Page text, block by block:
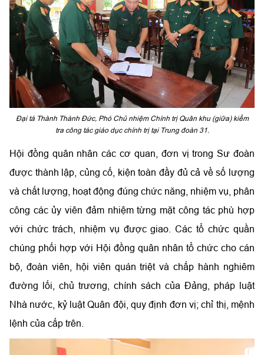
Đại tá Thành Thành Đức, Phó Chủ nhiệm Chính trị Quân khu (giữa) kiểm
tra công tác giáo dục chính trị tại Trung đoàn 31.
Hội đồng quân nhân các cơ quan, đơn vị trong Sư đoàn
được thành lập, củng cố, kiện toàn đầy đủ cả về số lượng
và chất lượng, hoạt động đúng chức năng, nhiệm vụ, phân
công các ủy viên đảm nhiệm từng mặt công tác phù hợp
với chức trách, nhiệm vụ được giao. Các tổ chức quần
chúng phối hợp với Hội đồng quân nhân tổ chức cho cán
bộ, đoàn viên, hội viên quán triệt và chấp hành nghiêm
đường lối, chủ trương, chính sách của Đảng, pháp luật
Nhà nước, kỷ luật Quân đội, quy định đơn vị; chỉ thị, mệnh
lệnh của cấp trên.